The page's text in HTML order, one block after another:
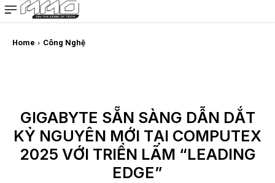
MMOSITE - Thông tin công nghệ
Bài viết nổi bật
Home Công Nghệ
GIGABYTE SẴN SÀNG DẪN DẮT
KỶ NGUYÊN MỚI TẠI COMPUTEX
2025 VỚI TRIỂN LÃM “LEADING
EDGE”